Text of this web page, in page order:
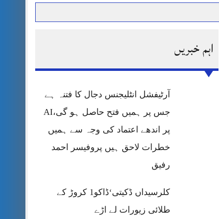
پر قربان
پریس کانفرنس
اہم خبریں
آرٹیفشل انٹلیجنس دجال کا فتنہ ہے
جس پر ہمیں فتح حاصل ہو گی،AI
پر اندھے اعتماد کی وجہ سے ہمیں
خطرات لاحق ہیں پروفیسر احمد
رفیق
کلرسیداں ڈکیتی‘ڈاکو1 کروڑ کے
طلائی زیورات لے اڑے